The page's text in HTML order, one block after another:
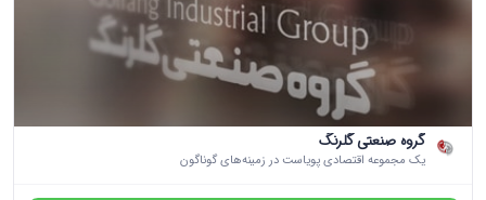
گروه صنعتی گلرنگ
یک مجموعه‌ اقتصادی پویاست در زمینه‌های گوناگون